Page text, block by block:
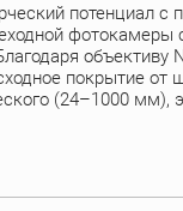
потенциал
объективу
покрытие от
(24–1000 мм),